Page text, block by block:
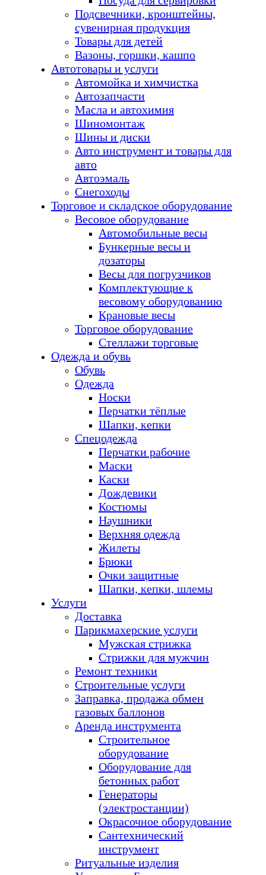
Подсвечники, кронштейны,
сувенирная продукция
Товары для детей
Вазоны, горшки, кашпо
Автотовары и услуги
Автомойка и химчистка
Автозапчасти
Масла и автохимия
Шиномонтаж
Шины и диски
Авто инструмент и товары для
авто
Автоэмаль
Снегоходы
Торговое и складское оборудование
Весовое оборудование
Автомобильные весы
Бункерные весы и
дозаторы
Весы для погрузчиков
Комплектующие к
весовому оборудованию
Крановые весы
Торговое оборудование
Стеллажи торговые
Одежда и обувь
Обувь
Одежда
Носки
Перчатки тёплые
Шапки, кепки
Спецодежда
Перчатки рабочие
Маски
Каски
Дождевики
Костюмы
Наушники
Верхняя одежда
Жилеты
Брюки
Очки защитные
Шапки, кепки, шлемы
Услуги
Доставка
Парикмахерские услуги
Мужская стрижка
Стрижки для мужчин
Ремонт техники
Строительные услуги
Заправка, продажа обмен
газовых баллонов
Аренда инструмента
Строительное
оборудование
Оборудование для
бетонных работ
Генераторы
(электростанции)
Окрасочное оборудование
Сантехнический
инструмент
Ритуальные изделия